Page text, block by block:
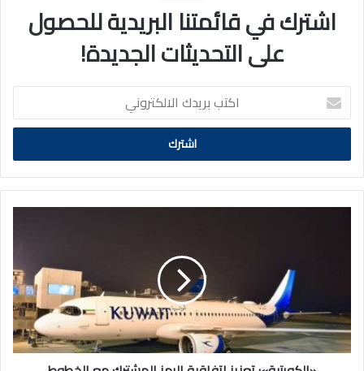
اشترك في قائمتنا البريدية للحصول
على التحديثات الجديدة!
اكتب
بريدك
الالكتروني
الخطوط
السريلانكية